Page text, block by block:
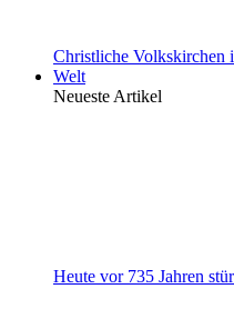
Christliche
Welt
Neueste Artikel
Heute vor 735 Jahren